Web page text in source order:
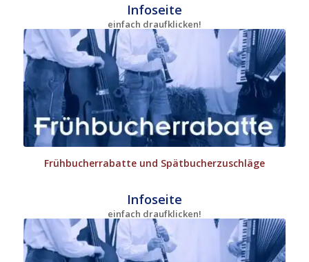
Infoseite
einfach draufklicken!
Frühbucherrabatte und Spätbucherzuschläge
Infoseite
einfach draufklicken!